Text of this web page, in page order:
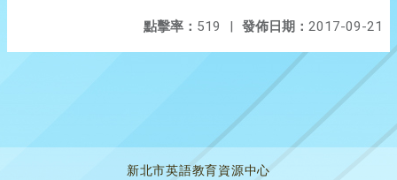
發佈日期： 2017-09-21
點擊率： 519 |
新北市英語教育資源中心